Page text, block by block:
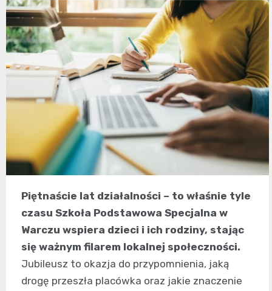
Piętnaście lat działalności – to właśnie tyle
czasu Szkoła Podstawowa Specjalna w
Warczu wspiera dzieci i ich rodziny, stając
się ważnym filarem lokalnej społeczności.
Jubileusz to okazja do przypomnienia, jaką
drogę przeszła placówka oraz jakie znaczenie